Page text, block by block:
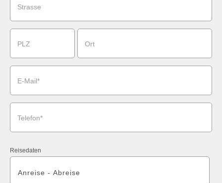
Strasse
PLZ Ort
E-Mail*
Telefon*
Reisedaten